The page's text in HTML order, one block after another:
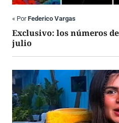
« PorFederico Vargas
Exclusivo: los números
julio